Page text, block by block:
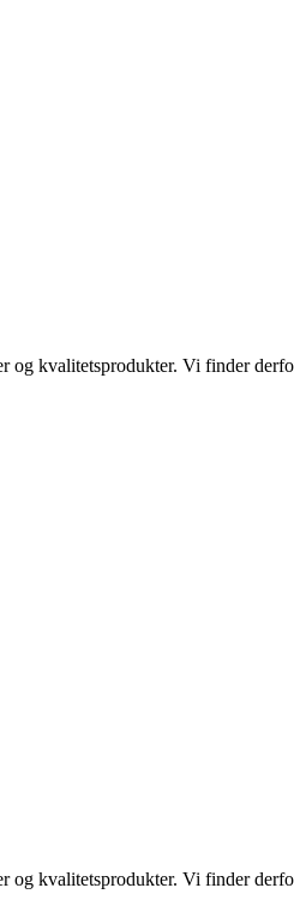
og kvalitetsprodukter. Vi finder
og kvalitetsprodukter. Vi finder